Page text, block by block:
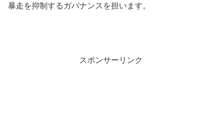
暴走を抑制するガバナンスを担います。
スポンサーリンク